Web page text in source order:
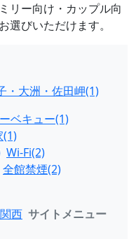
リー向け・カップル向
選びいただけます。
・大洲・佐田岬(1)
ベキュー(1)
(1)
Wi-Fi(2)
全館禁煙(2)
西 サイトメニュー